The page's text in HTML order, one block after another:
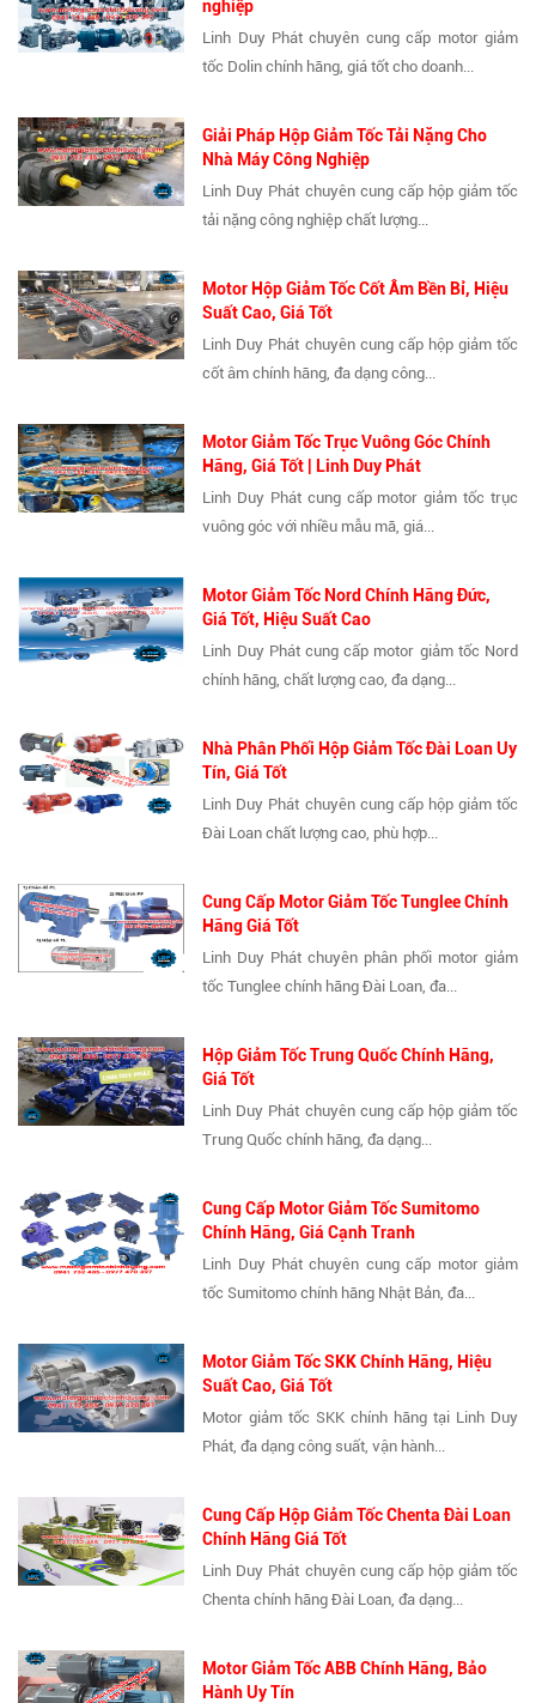
nghiệp
Linh Duy Phát chuyên cung cấp motor giảm
tốc Dolin chính hãng, giá tốt cho doanh...
Giải Pháp Hộp Giảm Tốc Tải Nặng Cho
Nhà Máy Công Nghiệp
Linh Duy Phát chuyên cung cấp hộp giảm tốc
tải nặng công nghiệp chất lượng...
Motor Hộp Giảm Tốc Cốt Âm Bền Bỉ, Hiệu
Suất Cao, Giá Tốt
Linh Duy Phát chuyên cung cấp hộp giảm tốc
cốt âm chính hãng, đa dạng công...
Motor Giảm Tốc Trục Vuông Góc Chính
Hãng, Giá Tốt | Linh Duy Phát
Linh Duy Phát cung cấp motor giảm tốc trục
vuông góc với nhiều mẫu mã, giá...
Motor Giảm Tốc Nord Chính Hãng Đức,
Giá Tốt, Hiệu Suất Cao
Linh Duy Phát cung cấp motor giảm tốc Nord
chính hãng, chất lượng cao, đa dạng...
Nhà Phân Phối Hộp Giảm Tốc Đài Loan Uy
Tín, Giá Tốt
Linh Duy Phát chuyên cung cấp hộp giảm tốc
Đài Loan chất lượng cao, phù hợp...
Cung Cấp Motor Giảm Tốc Tunglee Chính
Hãng Giá Tốt
Linh Duy Phát chuyên phân phối motor giảm
tốc Tunglee chính hãng Đài Loan, đa...
Hộp Giảm Tốc Trung Quốc Chính Hãng,
Giá Tốt
Linh Duy Phát chuyên cung cấp hộp giảm tốc
Trung Quốc chính hãng, đa dạng...
Cung Cấp Motor Giảm Tốc Sumitomo
Chính Hãng, Giá Cạnh Tranh
Linh Duy Phát chuyên cung cấp motor giảm
tốc Sumitomo chính hãng Nhật Bản, đa...
Motor Giảm Tốc SKK Chính Hãng, Hiệu
Suất Cao, Giá Tốt
Motor giảm tốc SKK chính hãng tại Linh Duy
Phát, đa dạng công suất, vận hành...
Cung Cấp Hộp Giảm Tốc Chenta Đài Loan
Chính Hãng Giá Tốt
Linh Duy Phát chuyên cung cấp hộp giảm tốc
Chenta chính hãng Đài Loan, đa dạng...
Motor Giảm Tốc ABB Chính Hãng, Bảo
Hành Uy Tín